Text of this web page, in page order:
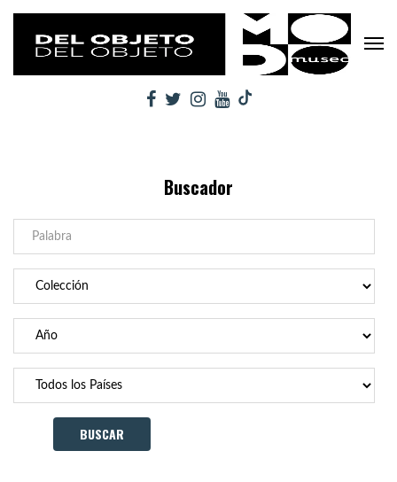
Buscador